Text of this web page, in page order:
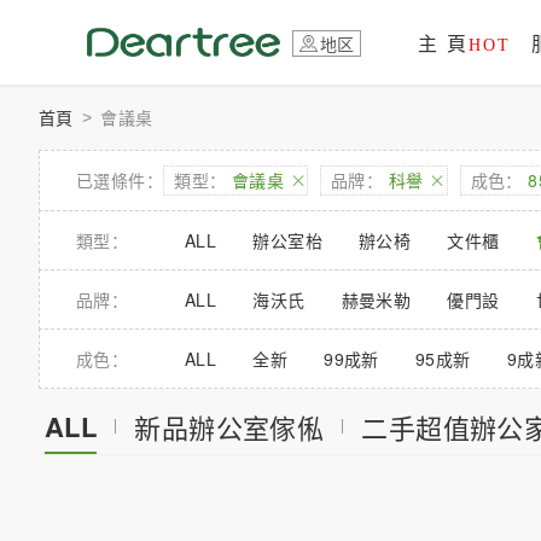
地区 主 頁 HOT
首頁 > 會議桌
已選條件： 類型： 會議桌 品牌： 科譽 成色：
類型： ALL 辦公室枱 辦公椅 文件櫃
品牌： ALL 海沃氏 赫曼米勒 優門設
威尅漢
成色：
ALL 全新 99成新 95成新 9成
ALL 新品辦公室傢俬 二手超值辦公